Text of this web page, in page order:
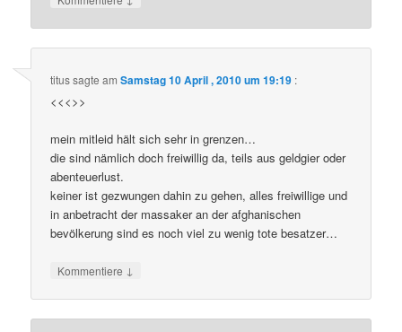
titussagte amSamstag 10 April , 2010 um 19:19 :
<<<>>
mein mitleid hält sich sehr in grenzen…
die sind nämlich doch freiwillig da, teils aus geldgier oder
abenteuerlust.
keiner ist gezwungen dahin zu gehen, alles freiwillige und
in anbetracht der massaker an der afghanischen
bevölkerung sind es noch viel zu wenig tote besatzer…
Kommentiere ↓